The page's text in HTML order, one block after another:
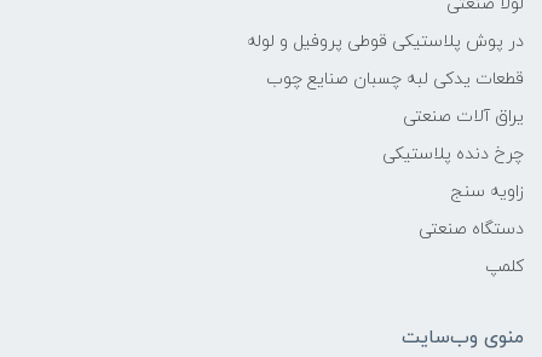
در پوش پلاستیکی قوطی پروفیل و لوله
قطعات یدکی لبه چسبان صنایع چوب
یراق آلات صنعتی
چرخ دنده پلاستیکی
زاویه سنج
دستگاه صنعتی
کلمپ
منوی وب‌سایت